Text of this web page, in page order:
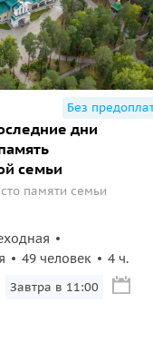
Без
дни
семьи
памяти семьи
49 человек 4 ч.
Завтра в 11:00